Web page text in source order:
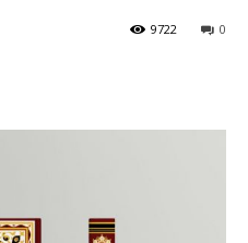
0
9722